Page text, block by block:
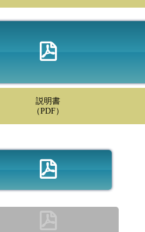
説明書
（PDF）